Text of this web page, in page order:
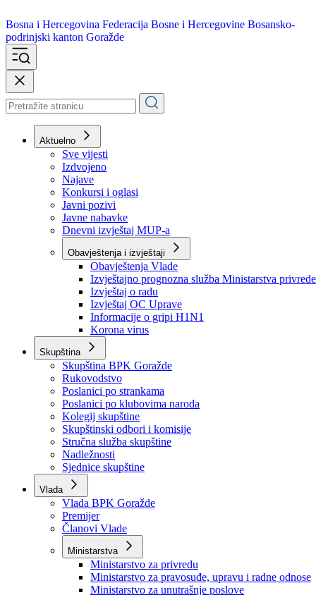
Bosna i Hercegovina
podrinjski kanton Goražde
Aktuelno
Sve vijesti
Izdvojeno
Najave
Konkursi i oglasi
Javni pozivi
Javne nabavke
Dnevni izvještaj MUP-a
Obavještenja i izvještaji
Obavještenja Vlade
Izvještajno prognozna služba Ministarstva privrede
Izvještaj o radu
Izvještaj OC Uprave
Informacije o gripi H1N1
Korona virus
Skupština
Skupština BPK Goražde
Rukovodstvo
Poslanici po strankama
Poslanici po klubovima naroda
Kolegij skupštine
Skupštinski odbori i komisije
Stručna služba skupštine
Nadležnosti
Sjednice skupštine
Vlada
Vlada BPK Goražde
Premijer
Članovi Vlade
Ministarstva